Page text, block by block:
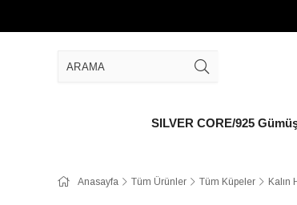
SILVER CORE/925
Anasayfa Tüm Ürünler Tüm Küpeler Kalın